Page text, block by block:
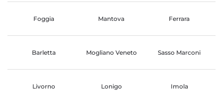
Foggia Mantova Ferrara
Barletta Mogliano Veneto Sasso Marconi
Livorno Lonigo Imola